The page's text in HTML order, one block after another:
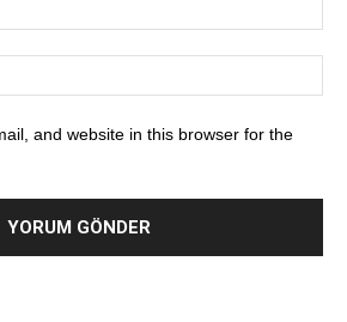
and website in this browser for the